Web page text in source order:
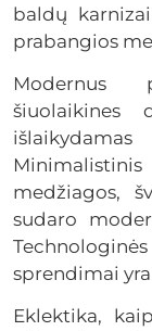
baldų
prabangios
Modernus
šiuolaikines
medžiagos,
sudaro
sprendimai
Eklektika,